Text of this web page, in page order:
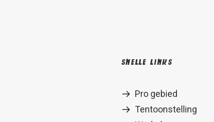
Snelle links
Pro gebied
Tentoonstelling